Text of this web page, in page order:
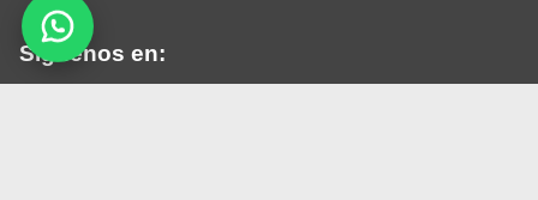
Siguenos en: